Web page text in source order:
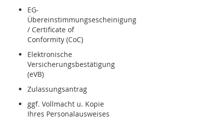
EG-
Übereinstimmungsescheinigung
/ Certificate of
Conformity (CoC)
Elektronische
Versicherungsbestätigung
(eVB)
Zulassungsantrag
ggf. Vollmacht u. Kopie
Ihres Personalausweises